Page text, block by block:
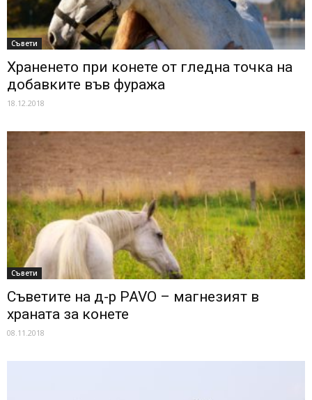
Съвети
Храненето при конете от гледна точка на
добавките във фуража
18.12.2018
Съвети
Съветите на д-р PAVO – магнезият в
храната за конете
08.11.2018